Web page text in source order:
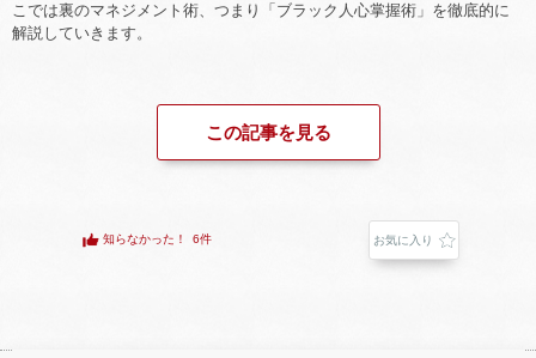
こでは裏のマネジメント術、つまり「ブラック人心掌握術」を徹底的に
解説していきます。
この記事を見る
知らなかった！ 6件 お気に入り